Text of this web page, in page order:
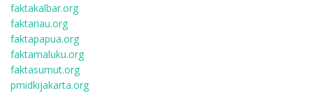
faktakalbar.org
faktariau.org
faktapapua.org
faktamaluku.org
faktasumut.org
pmidkijakarta.org